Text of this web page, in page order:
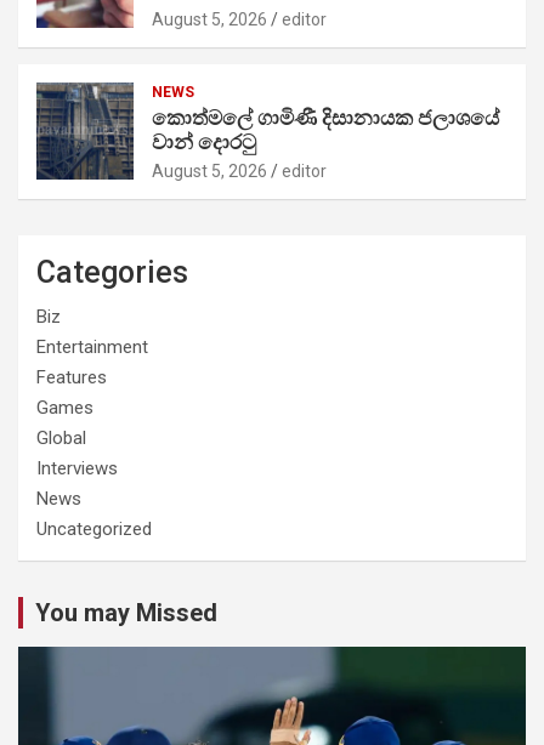
August 5, 2026 editor
NEWS
කොත්මලේ ගාමිණී දිසානායක ජලාශයේ
වාන් දොරටු
August 5, 2026 editor
Categories
Biz
Entertainment
Features
Games
Global
Interviews
News
Uncategorized
You may Missed